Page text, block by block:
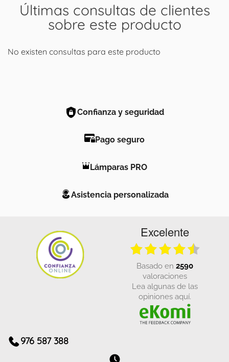
Últimas consultas de clientes
sobre este producto
No existen consultas para este producto
Confianza y seguridad
Pago seguro
Lámparas PRO
Asistencia personalizada
Excelente
basado en 2590
valoraciones
Lea algunas de las
opiniones aquí.
976 587 388